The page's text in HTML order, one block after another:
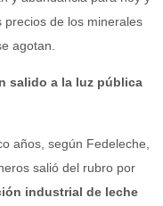
de los minerales
agotan.
salido a la luz pública
años, según Fedeleche,
salió del rubro por
industrial de leche